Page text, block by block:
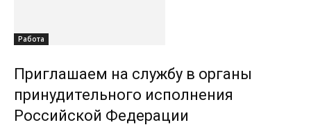
Работа
Приглашаем на службу в органы
принудительного исполнения
Российской Федерации